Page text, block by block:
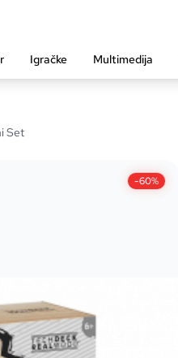
Igračke Multimedija
Set
-60%